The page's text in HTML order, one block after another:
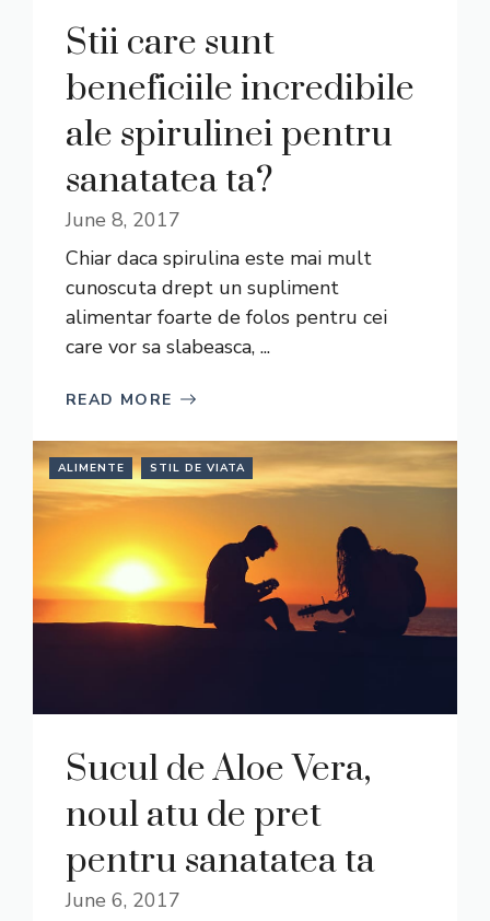
Stii care sunt
beneficiile incredibile
ale spirulinei pentru
sanatatea ta?
June 8, 2017
Chiar daca spirulina este mai mult
cunoscuta drept un supliment
alimentar foarte de folos pentru cei
care vor sa slabeasca, ...
READ MORE
ALIMENTE STIL DE VIATA
Sucul de Aloe Vera,
noul atu de pret
pentru sanatatea ta
June 6, 2017